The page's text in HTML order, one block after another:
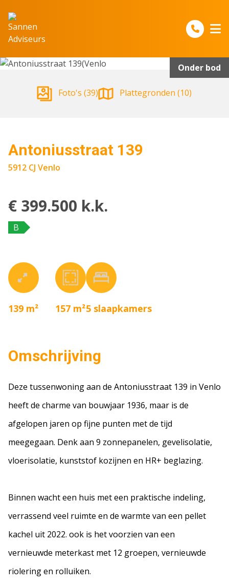
Onder bod
Foto's (39) Plattegronden (10)
Antoniusstraat 139
5912 CJ Venlo
€ 399.500 k.k.
B
139 m² 157 m²5 slaapkamers
Omschrijving
Deze tussenwoning aan de Antoniusstraat 139 in Venlo
heeft de charme van bouwjaar 1936, maar is de
afgelopen jaren op fijne punten met de tijd
meegegaan. Denk aan 9 zonnepanelen, gevelisolatie,
vloerisolatie, kunststof kozijnen en HR+ beglazing.
Binnen wacht een huis met een praktische indeling,
verrassend veel ruimte en de warmte van een pellet
kachel uit 2022. ook is het voorzien van een
vernieuwde meterkast met 12 groepen, vernieuwde
riolering en rolluiken.